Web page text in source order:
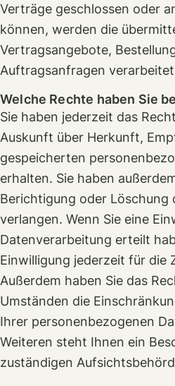
Verträge geschlossen oder
können, werden die
Vertragsangebote,
Auftragsanfragen
Welche Rechte haben Sie
Sie haben jederzeit das
Auskunft über Herkunft,
gespeicherten
erhalten. Sie haben
Berichtigung oder Löschung
verlangen. Wenn Sie eine
Datenverarbeitung erteilt
Einwilligung jederzeit für die
Außerdem haben Sie das
Umständen die
Ihrer personenbezogenen
Weiteren steht Ihnen ein
zuständigen